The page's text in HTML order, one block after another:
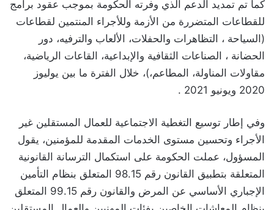
كما تم تمديد الدعم الذي وفرته الحكومة بموجب عقود برامج
للقطاعات المتضررة من الأزمة وللأجراء المنتمين لقطاعات
(السياحة ، التظاهرات والحفلات، الألعاب والترفيه، دور
الحضانة ، الصناعات الثقافية والإبداعية، القاعات الرياضية،
مقاولات المناولة، المطاعم،)، خلال الفترة ما بين يوليوز
2020 ويونيو 2021 .
وفي إطار توسيع التغطية الاجتماعية للعمال المستقلين غير
الأجراء وتحسين مستوى الخدمات المقدمة للمؤمنين، يقول
المسؤول، عملت الحكومة على استكمال الترسانة القانونية
المتعلقة بتطبيق القانون رقم 98.15 المتعلق بنظام التأمين
الإجباري الأساسي عن المرض والقانون رقم 99.15 المتعلق